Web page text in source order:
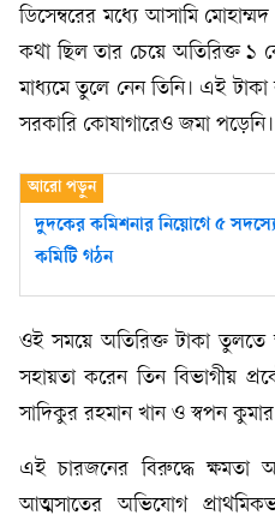
ডিসেম্বরের মধ্যে আসামি
কথা ছিল তার চেয়ে অতিরিক্ত ১
মাধ্যমে তুলে নেন তিনি। এই
সরকারি কোষাগারেও জমা পড়েনি।
দুদকের কমিশনার নিয়োগে ৫
কমিটি গঠন
ওই সময়ে অতিরিক্ত টাকা তুলতে
সহায়তা করেন তিন বিভাগীয়
সাদিকুর রহমান খান ও স্বপন কুমার
এই চারজনের বিরুদ্ধে ক্ষমতা
আত্মসাতের অভিযোগ